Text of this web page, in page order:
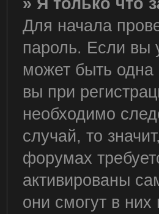
Для начала
пароль. Если вы
может быть
вы при
необходимо
случай, то
форумах
активированы
они смогут в